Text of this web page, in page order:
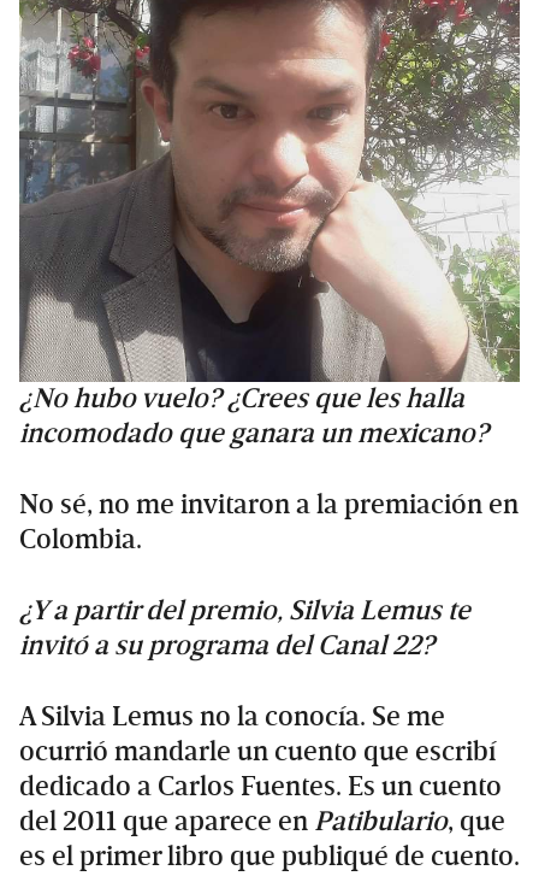
¿No hubo vuelo? ¿Crees que les halla
incomodado que ganara un mexicano?
No sé, no me invitaron a la premiación en
Colombia.
¿Y a partir del premio, Silvia Lemus te
invitó a su programa del Canal 22?
A Silvia Lemus no la conocía. Se me
ocurrió mandarle un cuento que escribí
dedicado a Carlos Fuentes. Es un cuento
del 2011 que aparece en Patibulario, que
es el primer libro que publiqué de cuento.